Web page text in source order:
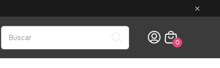
×
0